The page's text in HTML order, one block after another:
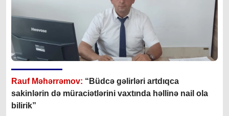
Rauf Məhərrəmov: “Büdcə gəlirləri artdıqca
sakinlərin də müraciətlərini vaxtında həllinə nail ola
bilirik”